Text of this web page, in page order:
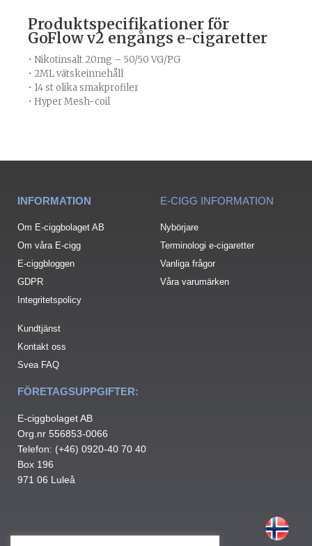
Produktspecifikationer för
GoFlow v2 engångs e-cigaretter
• Nikotinsalt 20mg – 50/50 VG/PG
• 2ML vätskeinnehåll
• 14 st olika smakprofiler
• Hyper Mesh-coil
INFORMATION
Om E-ciggbolaget AB
Om våra E-cigg
E-ciggbloggen
GDPR
Integritetspolicy
Kundtjänst
Kontakt oss
Svea FAQ
E-CIGG INFORMATION
Nybörjare
Terminologi e-cigaretter
Vanliga frågor
Våra varumärken
FÖRETAGSUPPGIFTER:
E-ciggbolaget AB
Org.nr 556853-0066
Telefon: (+46) 0920-40 70 40
Box 196
971 06 Luleå